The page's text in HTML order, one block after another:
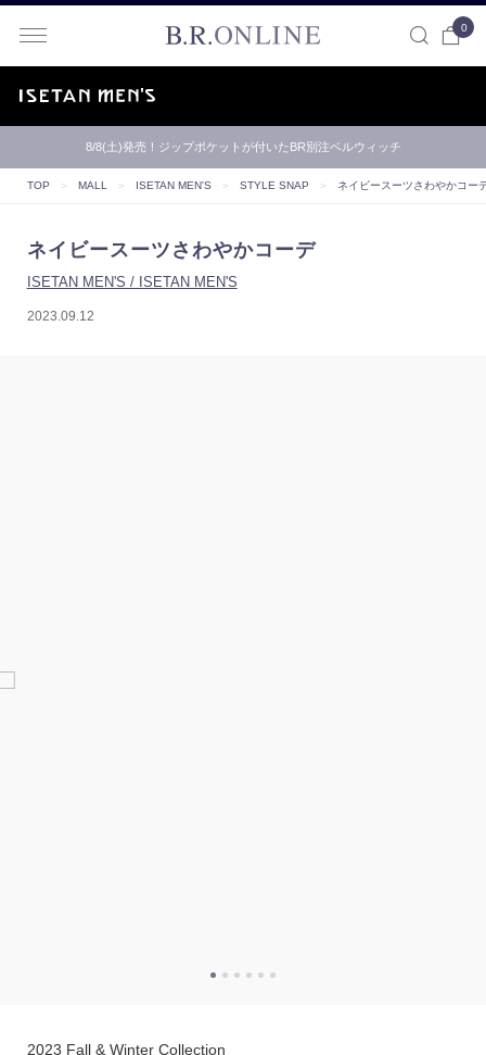
0
8/8(土)発売！ジップポケットが付いたBR別注ベルウィッチ
TOP ＞ MALL ＞ ISETAN MEN'S ＞ STYLE SNAP ＞ ネイビースーツさわやかコー
ネイビースーツさわやかコーデ
ISETAN MEN'S / ISETAN MEN'S
2023.09.12
2023 Fall & Winter Collection